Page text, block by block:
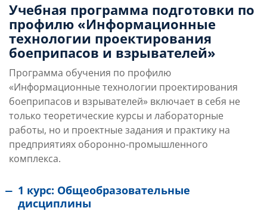
Учебная программа подготовки по
профилю «Информационные
технологии проектирования
боеприпасов и взрывателей»
Программа обучения по профилю
«Информационные технологии проектирования
боеприпасов и взрывателей» включает в себя не
только теоретические курсы и лабораторные
работы, но и проектные задания и практику на
предприятиях оборонно-промышленного
комплекса.
1 курс: Общеобразовательные
дисциплины